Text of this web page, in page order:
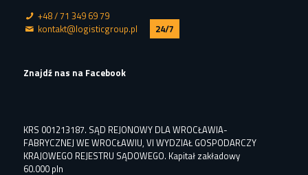
+48 / 71 349 69 79
kontakt@logisticgroup.pl
24/7
Znajdź nas na Facebook
KRS 001213187. SĄD REJONOWY DLA WROCŁAWIA-
FABRYCZNEJ WE WROCŁAWIU, VI WYDZIAŁ GOSPODARCZY
KRAJOWEGO REJESTRU SĄDOWEGO. Kapitał zakładowy
60.000 pln